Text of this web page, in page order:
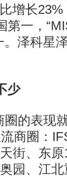
增长23%
第一，
泽科星
少
的表现
商圈：
街、东
园、江